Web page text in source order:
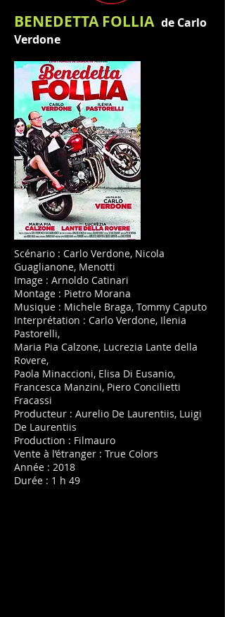
BENEDETTA FOLLIA de Carlo
Verdone
Scénario : Carlo Verdone, Nicola
Guaglianone, Menotti
Image : Arnoldo Catinari
Montage : Pietro Morana
Musique : Michele Braga, Tommy Caputo
Interprétation : Carlo Verdone, Ilenia
Pastorelli,
Maria Pia Calzone, Lucrezia Lante della
Rovere,
Paola Minaccioni, Elisa Di Eusanio,
Francesca Manzini, Piero Concilietti
Fracassi
Producteur : Aurelio De Laurentiis, Luigi
De Laurentiis
Production : Filmauro
Vente à l’étranger : True Colors
Année : 2018
Durée : 1 h 49